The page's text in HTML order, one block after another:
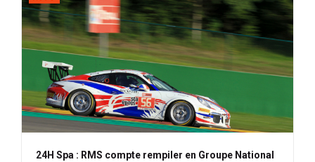
24H Spa : RMS compte rempiler en Groupe National